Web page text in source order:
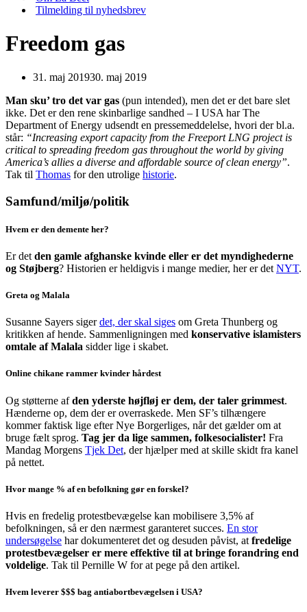
Tilmelding til nyhedsbrev
Freedom gas
31. maj 201930. maj 2019
Man sku’ tro det var gas (pun intended), men det er det bare slet
ikke. Det er den rene skinbarlige sandhed – I USA har The
Department of Energy udsendt en pressemeddelelse, hvori der bl.a.
står: “Increasing export capacity from the Freeport LNG project is
critical to spreading freedom gas throughout the world by giving
America’s allies a diverse and affordable source of clean energy”.
Tak til Thomas for den utrolige historie.
Samfund/miljø/politik
Hvem er den demente her?
Er det den gamle afghanske kvinde eller er det myndighederne
og Støjberg? Historien er heldigvis i mange medier, her er det NYT.
Greta og Malala
Susanne Sayers sigerdet, der skal siges om Greta Thunberg og
kritikken af hende. Sammenligningen med konservative islamisters
omtale af Malala sidder lige i skabet.
Online chikane rammer kvinder hårdest
Og støtterne afden yderste højfløj er dem, der taler grimmest.
Hænderne op, dem der er overraskede. Men SF’s tilhængere
kommer faktisk lige efter Nye Borgerliges, når det gælder om at
bruge fælt sprog. Tag jer da lige sammen, folkesocialister! Fra
Mandag Morgens Tjek Det, der hjælper med at skille skidt fra kanel
på nettet.
Hvor mange % af en befolkning gør en forskel?
Hvis en fredelig protestbevægelse kan mobilisere 3,5% af
befolkningen, så er den nærmest garanteret succes. En stor
undersøgelse har dokumenteret det og desuden påvist, at fredelige
protestbevægelser er mere effektive til at bringe forandring end
voldelige. Tak til Pernille W for at pege på den artikel.
Hvem leverer $$$ bag antiabortbevægelsen i USA?